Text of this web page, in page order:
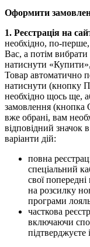
Оформити
1. Реєстрація на
необхідно, по-
Вас, а потім
натиснути
Товар автоматично
натиснути (кнопку
необхідно щось ще,
замовлення
вже обрані, вам
відповідний значок
варіанти дій:
повна
спеціальний
свої
на розсилку
програми
часткова
включаючи
підтверджуєте